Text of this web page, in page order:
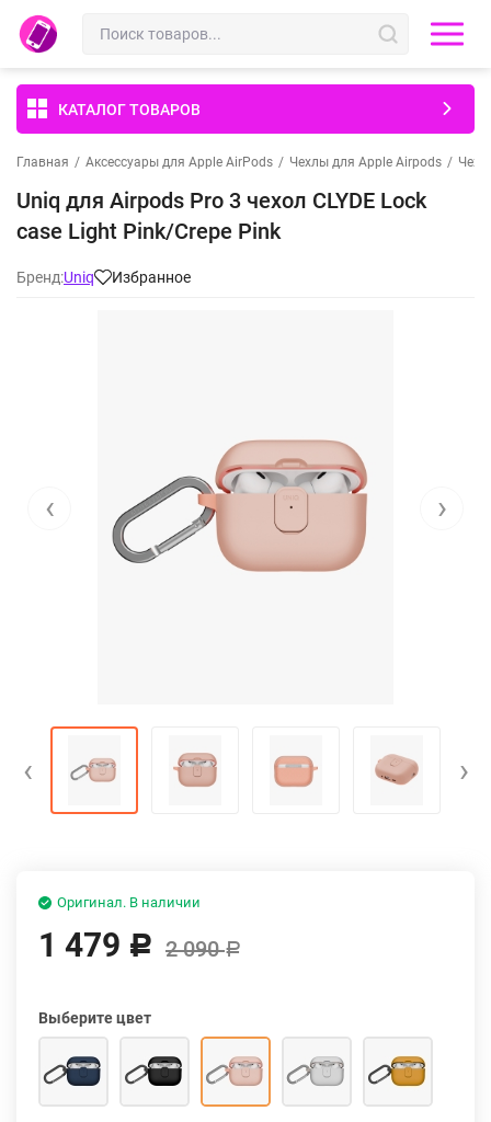
КАТАЛОГ ТОВАРОВ
Главная / Аксессуары для Apple AirPods / Чехлы для Apple Airpods /
Uniq для Airpods Pro 3 чехол CLYDE Lock
case Light Pink/Crepe Pink
Бренд:Uniq Избранное
‹ ›
‹ ›
Оригинал. В наличии
1 479 Р 2 090Р
Выберите цвет